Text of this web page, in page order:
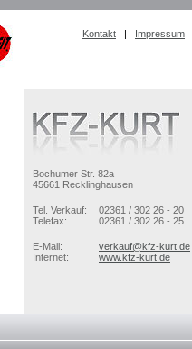
Kontakt | Impressum
Bochumer Str. 82a
45661 Recklinghausen
Tel. Verkauf:
02361 / 302 26 - 20
Telefax:
02361 / 302 26 - 25
E-Mail:
verkauf@kfz-kurt.de
Internet:
www.kfz-kurt.de